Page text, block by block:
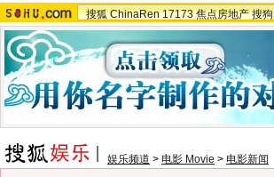
搜狐 ChinaRen 17173 焦点房地产 搜狗
娱乐频道 > 电影 Movie > 电影新闻